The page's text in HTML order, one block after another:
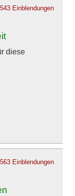
543 Einblendungen
diese
563 Einblendungen